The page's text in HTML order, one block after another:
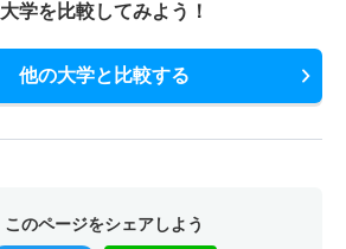
大学を比較してみよう！
他の大学と比較する
このページをシェアしよう